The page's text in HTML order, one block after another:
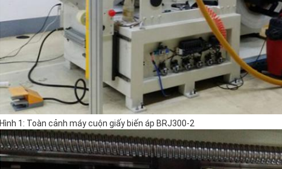
Hình 1: Toàn cảnh máy cuộn giấy biến áp BRJ300-2